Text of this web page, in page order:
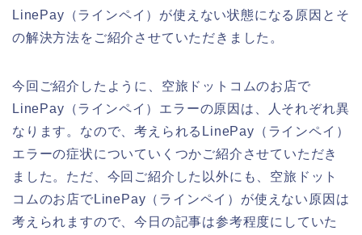
LinePay（ラインペイ）が使えない状態になる原因とそ
の解決方法をご紹介させていただきました。
今回ご紹介したように、空旅ドットコムのお店で
LinePay（ラインペイ）エラーの原因は、人それぞれ異
なります。なので、考えられるLinePay（ラインペイ）
エラーの症状についていくつかご紹介させていただき
ました。ただ、今回ご紹介した以外にも、空旅ドット
コムのお店でLinePay（ラインペイ）が使えない原因は
考えられますので、今日の記事は参考程度にしていた